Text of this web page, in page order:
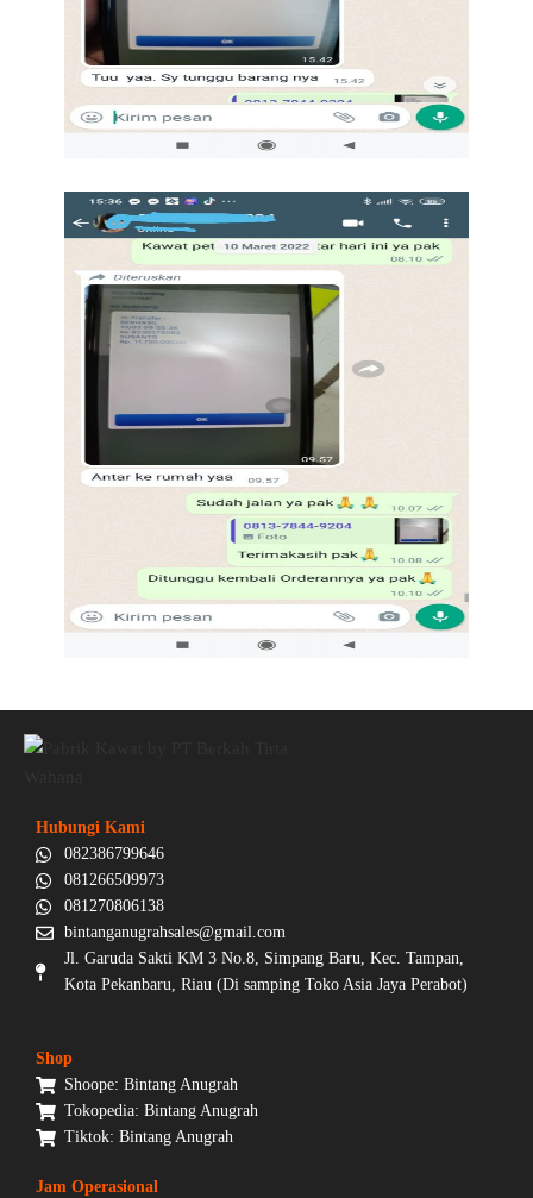
Hubungi Kami
082386799646
081266509973
081270806138
bintanganugrahsales@gmail.com
Jl. Garuda Sakti KM 3 No.8, Simpang Baru, Kec. Tampan,
Kota Pekanbaru, Riau (Di samping Toko Asia Jaya Perabot)
Shop
Shoope: Bintang Anugrah
Tokopedia: Bintang Anugrah
Tiktok: Bintang Anugrah
Jam Operasional